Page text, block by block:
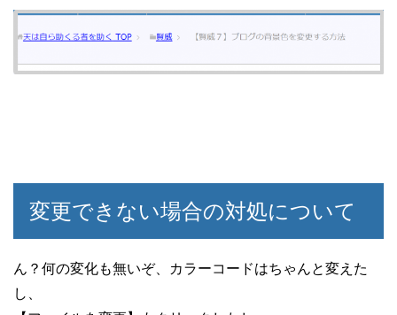
変更できない場合の対処について
ん？何の変化も無いぞ、カラーコードはちゃんと変えた
し、